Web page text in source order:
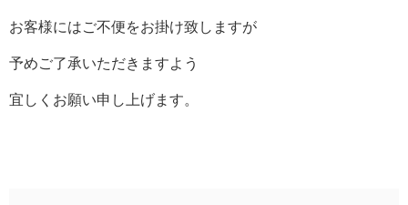
お客様にはご不便をお掛け致しますが
予めご了承いただきますよう
宜しくお願い申し上げます。